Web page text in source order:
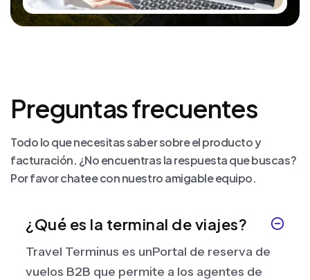
Preguntas frecuentes
Todo lo que necesitas saber sobre el producto y
facturación. ¿No encuentras la respuesta que buscas?
Por favor chatee con nuestro amigable equipo.
¿Qué es la terminal de viajes?
Travel Terminus es unPortal de reserva de
vuelos B2B que permite a los agentes de